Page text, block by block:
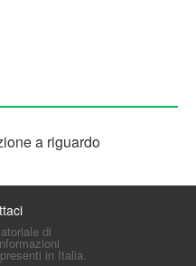
a riguardo
di
in Italia.